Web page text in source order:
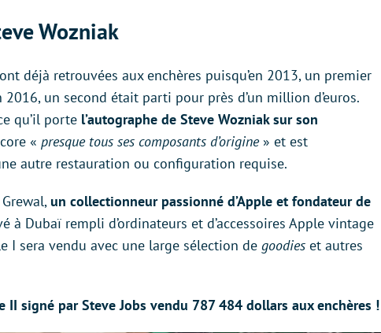
Wozniak
déjà retrouvées aux enchères puisqu’en 2013, un premier
un second était parti pour près d’un million d’euros.
qu’il porte l’autographe de Steve Wozniak sur son
« presque tous ses composants d’origine » et est
autre restauration ou configuration requise.
un collectionneur passionné d’Apple et fondateur de
à Dubaï rempli d’ordinateurs et d’accessoires Apple vintage
I sera vendu avec une large sélection de goodies et autres
II signé par Steve Jobs vendu 787 484 dollars aux enchères !